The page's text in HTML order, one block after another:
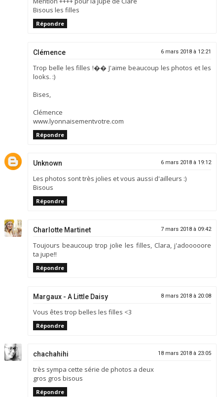
Bisous les filles
Répondre
Clémence 6 mars 2018 à 12:21
Trop belle les filles !�� J'aime beaucoup les photos et les
looks. :)
Bises,
Clémence
www.lyonnaisementvotre.com
Répondre
Unknown 6 mars 2018 à 19:12
Les photos sont très jolies et vous aussi d'ailleurs :)
Bisous
Répondre
Charlotte Martinet 7 mars 2018 à 09:42
Toujours beaucoup trop jolie les filles, Clara, j'adooooore
ta jupe!!
Répondre
Margaux - A Little Daisy 8 mars 2018 à 20:08
Vous êtes trop belles les filles <3
Répondre
chachahihi 18 mars 2018 à 23:05
très sympa cette série de photos a deux
gros gros bisous
Répondre